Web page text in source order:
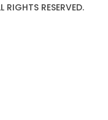
RESERVED.